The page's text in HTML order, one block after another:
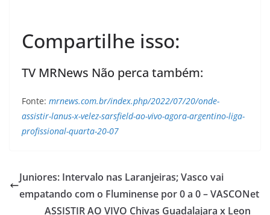
Compartilhe isso:
TV MRNews Não perca também:
Fonte: mrnews.com.br/index.php/2022/07/20/onde-
assistir-lanus-x-velez-sarsfield-ao-vivo-agora-argentino-liga-
profissional-quarta-20-07
Juniores: Intervalo nas Laranjeiras; Vasco vai
empatando com o Fluminense por 0 a 0 – VASCONet
ASSISTIR AO VIVO Chivas Guadalajara x Leon